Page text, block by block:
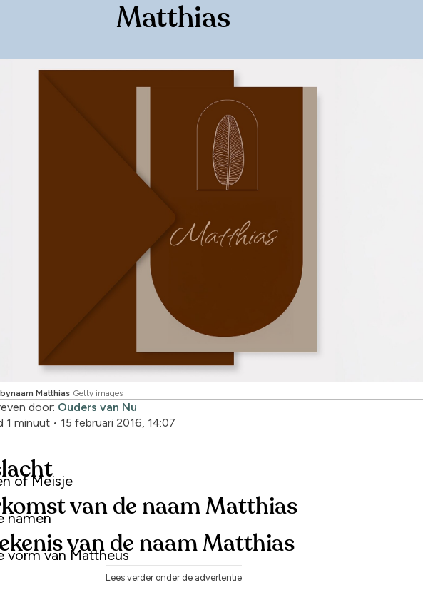
Matthias
Matthias Getty images
door: Ouders van Nu
1 minuut • 15 februari 2016, 14:07
of Meisje
van de naam Matthias
namen
van de naam Matthias
vorm van Mattheus
Lees verder onder de advertentie